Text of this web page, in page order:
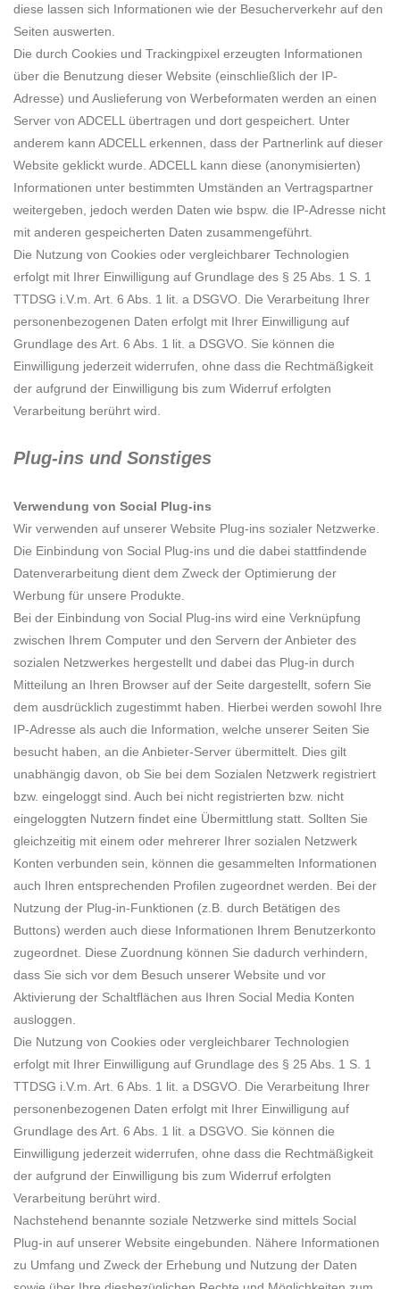
diese lassen sich Informationen wie der Besucherverkehr auf den
Seiten auswerten.
Die durch Cookies und Trackingpixel erzeugten Informationen
über die Benutzung dieser Website (einschließlich der IP-
Adresse) und Auslieferung von Werbeformaten werden an einen
Server von ADCELL übertragen und dort gespeichert. Unter
anderem kann ADCELL erkennen, dass der Partnerlink auf dieser
Website geklickt wurde. ADCELL kann diese (anonymisierten)
Informationen unter bestimmten Umständen an Vertragspartner
weitergeben, jedoch werden Daten wie bspw. die IP-Adresse nicht
mit anderen gespeicherten Daten zusammengeführt.
Die Nutzung von Cookies oder vergleichbarer Technologien
erfolgt mit Ihrer Einwilligung auf Grundlage des § 25 Abs. 1 S. 1
TTDSG i.V.m. Art. 6 Abs. 1 lit. a DSGVO. Die Verarbeitung Ihrer
personenbezogenen Daten erfolgt mit Ihrer Einwilligung auf
Grundlage des Art. 6 Abs. 1 lit. a DSGVO. Sie können die
Einwilligung jederzeit widerrufen, ohne dass die Rechtmäßigkeit
der aufgrund der Einwilligung bis zum Widerruf erfolgten
Verarbeitung berührt wird.
Plug-ins und Sonstiges
Verwendung von Social Plug-ins
Wir verwenden auf unserer Website Plug-ins sozialer Netzwerke.
Die Einbindung von Social Plug-ins und die dabei stattfindende
Datenverarbeitung dient dem Zweck der Optimierung der
Werbung für unsere Produkte.
Bei der Einbindung von Social Plug-ins wird eine Verknüpfung
zwischen Ihrem Computer und den Servern der Anbieter des
sozialen Netzwerkes hergestellt und dabei das Plug-in durch
Mitteilung an Ihren Browser auf der Seite dargestellt, sofern Sie
dem ausdrücklich zugestimmt haben. Hierbei werden sowohl Ihre
IP-Adresse als auch die Information, welche unserer Seiten Sie
besucht haben, an die Anbieter-Server übermittelt. Dies gilt
unabhängig davon, ob Sie bei dem Sozialen Netzwerk registriert
bzw. eingeloggt sind. Auch bei nicht registrierten bzw. nicht
eingeloggten Nutzern findet eine Übermittlung statt. Sollten Sie
gleichzeitig mit einem oder mehrerer Ihrer sozialen Netzwerk
Konten verbunden sein, können die gesammelten Informationen
auch Ihren entsprechenden Profilen zugeordnet werden. Bei der
Nutzung der Plug-in-Funktionen (z.B. durch Betätigen des
Buttons) werden auch diese Informationen Ihrem Benutzerkonto
zugeordnet. Diese Zuordnung können Sie dadurch verhindern,
dass Sie sich vor dem Besuch unserer Website und vor
Aktivierung der Schaltflächen aus Ihren Social Media Konten
ausloggen.
Die Nutzung von Cookies oder vergleichbarer Technologien
erfolgt mit Ihrer Einwilligung auf Grundlage des § 25 Abs. 1 S. 1
TTDSG i.V.m. Art. 6 Abs. 1 lit. a DSGVO. Die Verarbeitung Ihrer
personenbezogenen Daten erfolgt mit Ihrer Einwilligung auf
Grundlage des Art. 6 Abs. 1 lit. a DSGVO. Sie können die
Einwilligung jederzeit widerrufen, ohne dass die Rechtmäßigkeit
der aufgrund der Einwilligung bis zum Widerruf erfolgten
Verarbeitung berührt wird.
Nachstehend benannte soziale Netzwerke sind mittels Social
Plug-in auf unserer Website eingebunden. Nähere Informationen
zu Umfang und Zweck der Erhebung und Nutzung der Daten